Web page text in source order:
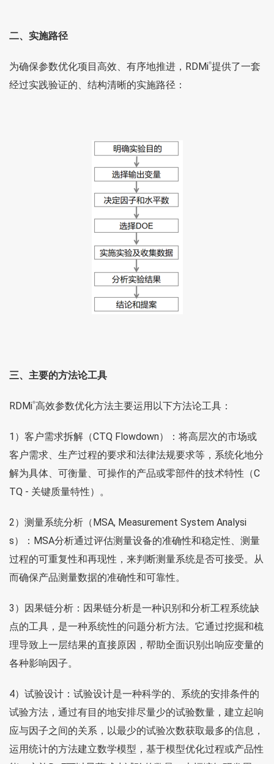
二、实施路径
为确保参数优化项目高效、有序地推进，RDMi®提供了一套
经过实践验证的、结构清晰的实施路径：
三、主要的方法论工具
RDMi®高效参数优化方法主要运用以下方法论工具：
1）客户需求拆解（CTQ Flowdown）：将高层次的市场或
客户需求、生产过程的要求和法律法规要求等，系统化地分
解为具体、可衡量、可操作的产品或零部件的技术特性（C
TQ - 关键质量特性）。
2）测量系统分析（MSA, Measurement System Analysi
s）：MSA分析通过评估测量设备的准确性和稳定性、测量
过程的可重复性和再现性，来判断测量系统是否可接受。从
而确保产品测量数据的准确性和可靠性。
3）因果链分析：因果链分析是一种识别和分析工程系统缺
点的工具，是一种系统性的问题分析方法。它通过挖掘和梳
理导致上一层结果的直接原因，帮助全面识别出响应变量的
各种影响因子。
4）试验设计：试验设计是一种科学的、系统的安排条件的
试验方法，通过有目的地安排尽量少的试验数量，建立起响
应与因子之间的关系，以最少的试验次数获取最多的信息，
运用统计的方法建立数学模型，基于模型优化过程或产品性